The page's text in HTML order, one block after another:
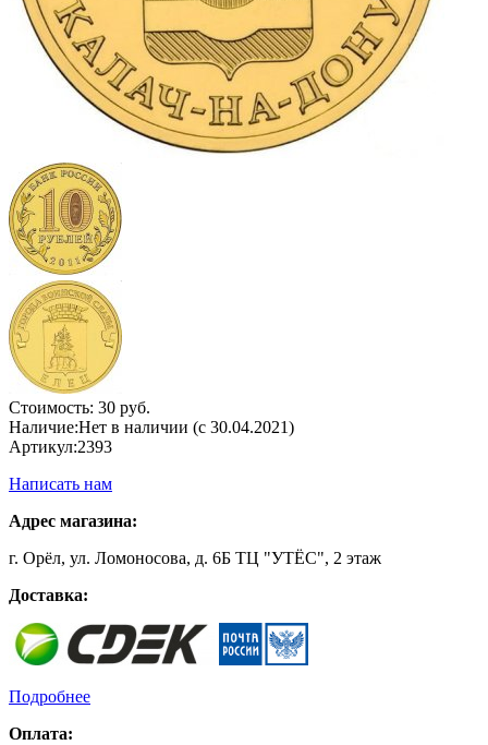
Стоимость: 30 руб.
Наличие:Нет в наличии (с 30.04.2021)
Артикул:2393
Написать нам
Адрес магазина:
г. Орёл, ул. Ломоносова, д. 6Б ТЦ "УТЁС", 2 этаж
Доставка:
Подробнее
Оплата: